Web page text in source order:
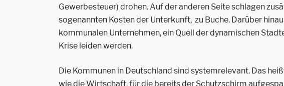
Gewerbesteuer) drohen. Auf der anderen Seite schlagen
sogenannten Kosten der Unterkunft, zu Buche. Darüber
kommunalen Unternehmen, ein Quell der dynamischen
Krise leiden werden.
Die Kommunen in Deutschland sind systemrelevant. Das
wie die Wirtschaft, für die bereits der Schutzschirm